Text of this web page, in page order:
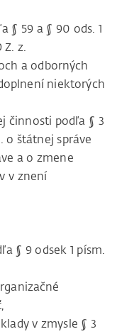
§ 59 a § 90 ods. 1
Z. z.
a odborných
niektorých
činnosti podľa § 3
o štátnej správe
a o zmene
v znení
§ 9 odsek 1 písm.
v zmysle § 3